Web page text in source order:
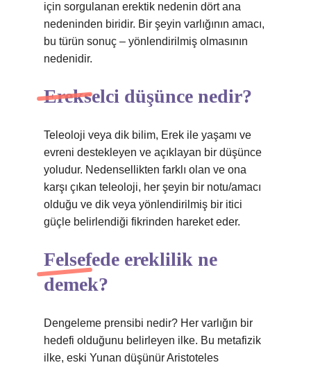
için sorgulanan erektik nedenin dört ana
nedeninden biridir. Bir şeyin varlığının amacı,
bu türün sonuç – yönlendirilmiş olmasının
nedenidir.
Erekselci düşünce nedir?
Teleoloji veya dik bilim, Erek ile yaşamı ve
evreni destekleyen ve açıklayan bir düşünce
yoludur. Nedensellikten farklı olan ve ona
karşı çıkan teleoloji, her şeyin bir notu/amacı
olduğu ve dik veya yönlendirilmiş bir itici
güçle belirlendiği fikrinden hareket eder.
Felsefede ereklilik ne
demek?
Dengeleme prensibi nedir? Her varlığın bir
hedefi olduğunu belirleyen ilke. Bu metafizik
ilke, eski Yunan düşünür Aristoteles